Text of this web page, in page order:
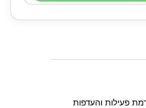
משקל, רמת פעילות והעדפות